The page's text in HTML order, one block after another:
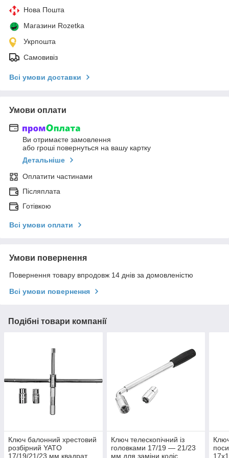
Нова Пошта
Магазини Rozetka
Укрпошта
Самовивіз
Всі умови доставки
Умови оплати
Ви отримаєте замовлення
або гроші повернуться на вашу картку
Детальніше
Оплатити частинами
Післяплата
Готівкою
Всі умови оплати
Умови повернення
Повернення товару впродовж 14 днів за домовленістю
Всі умови повернення
Подібні товари компанії
Ключ балонний хрестовий
розбірний YATO
17/19/21/23 мм квадрат
Ключ телескопічний із
головками 17/19 — 21/23
мм для заміни коліс